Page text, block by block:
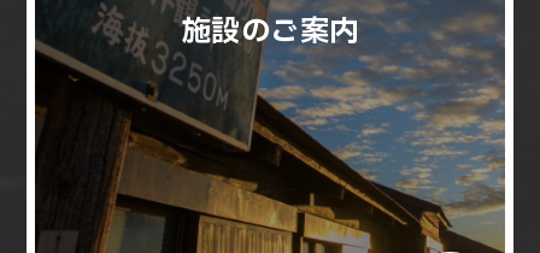
施設のご案内